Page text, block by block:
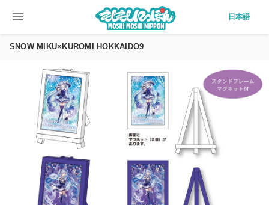
menu 日本語
SNOW MIKU×KUROMI HOKKAIDO9